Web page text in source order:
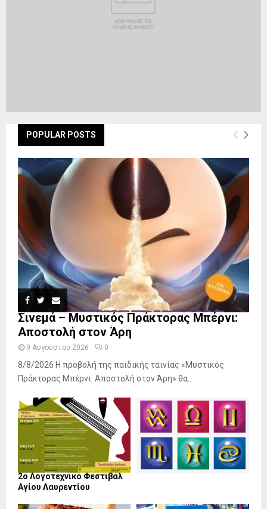
POPULAR POSTS
Σινεμά – Μυστικός Πράκτορας Μπέρνι:
Αποστολή στον Άρη
9 Αυγούστου 2026 0
8/8/2026 Η προβολή της παιδικής ταινίας «Μυστικός
Πράκτορας Μπέρνι: Αποστολή στον Άρη» θα...
2ο Λογοτεχνικό Φεστιβάλ
Αγίου Λαυρεντίου